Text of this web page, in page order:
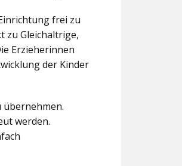
frei zu
zu Gleichaltrige,
Erzieherinnen
der Kinder
werden.